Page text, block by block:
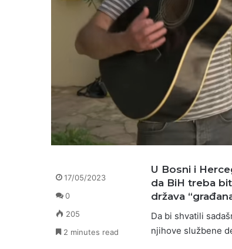
U Bosni i
da BiH treba
država
Da bi shvatili
njihove službene
17/05/2023
0
205
2 minutes read